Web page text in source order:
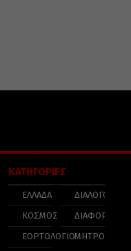
ΚΑΤΗΓΟΡΙΕΣ
ΕΛΛΑΔΑ
ΚΟΣΜΟΣ
ΕΟΡΤΟΛΟΓΙΟ
ΔΙΑΛΟΓΟΣ
ΔΙΑΦΟΡΑ
ΜΗΤΡΟΠΟΛΕΙΣ